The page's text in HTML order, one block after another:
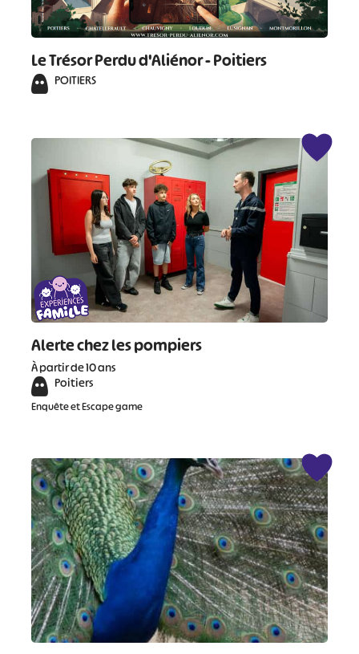
Le Trésor Perdu d'Aliénor - Poitiers
POITIERS
Alerte chez les pompiers
À partir de 10 ans
Poitiers
Enquête et Escape game
# # #
#
#
#